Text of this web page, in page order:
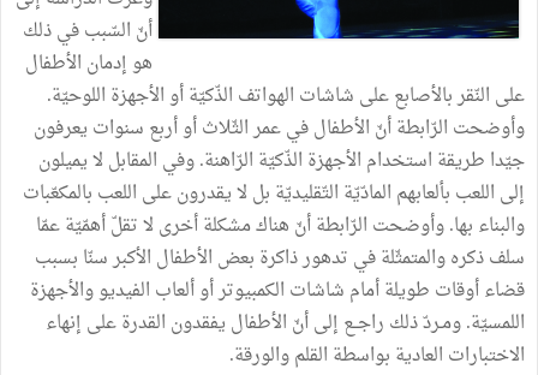
أنّ السّببفيذلك
هوإدمان الأطفال
على النّقربالأصابععلى شاشات الهواتف الذّكيّةأوالأجهزة اللوحيّة.
وأوضحت الرّابطةأنّ الأطفالفيعمرالثّلاثأوأربع سنوات يعرفون
جيّدا طريقة استخدام الأجهزة الذّكيّة الرّاهنة.وفي المقابل لايميلون
إلى اللعب بألعابهم المادّيّة التّقليديّة بل لايقدرونعلى اللعب بالمكعّبات
والبناء بها.وأوضحت الرّابطةأنّ هناكمشكلةأخرى لاتقلّأهمّيّةعمّا
سلفذكرهوالمتمثّلةفي تدهورذاكرة بعض الأطفال الأكبرسنّا بسبب
قضاءأوقات طويلةأمام شاشات الكمبيوترأوألعاب الفيديووالأجهزة
اللمسيّة.ومـردّذلك راجــع إلىأنّ الأطفال يفقدون القدرةعلى إنهاء
الاختبارات العادية بواسطة القلموالورقة.